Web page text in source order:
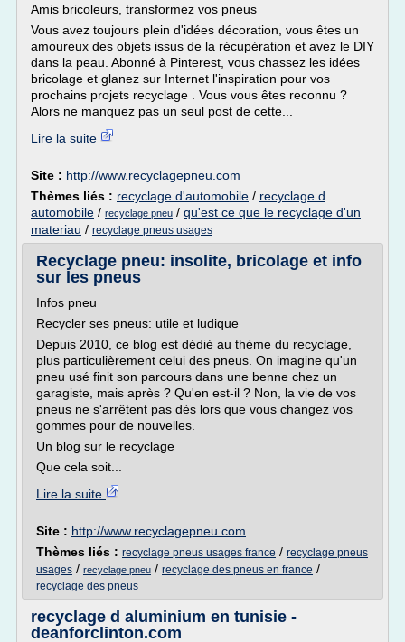
Amis bricoleurs, transformez vos pneus
Vous avez toujours plein d'idées décoration, vous êtes un
amoureux des objets issus de la récupération et avez le DIY
dans la peau. Abonné à Pinterest, vous chassez les idées
bricolage et glanez sur Internet l'inspiration pour vos
prochains projets recyclage . Vous vous êtes reconnu ?
Alors ne manquez pas un seul post de cette...
Lire la suite
Site : http://www.recyclagepneu.com
Thèmes liés : recyclage d'automobile / recyclage d
automobile / recyclage pneu / qu'est ce que le recyclage d'un
materiau / recyclage pneus usages
Recyclage pneu: insolite, bricolage et info
sur les pneus
Infos pneu
Recycler ses pneus: utile et ludique
Depuis 2010, ce blog est dédié au thème du recyclage,
plus particulièrement celui des pneus. On imagine qu'un
pneu usé finit son parcours dans une benne chez un
garagiste, mais après ? Qu'en est-il ? Non, la vie de vos
pneus ne s'arrêtent pas dès lors que vous changez vos
gommes pour de nouvelles.
Un blog sur le recyclage
Que cela soit...
Lire la suite
Site : http://www.recyclagepneu.com
Thèmes liés : recyclage pneus usages france / recyclage pneus
usages / recyclage pneu / recyclage des pneus en france /
recyclage des pneus
recyclage d aluminium en tunisie -
deanforclinton.com